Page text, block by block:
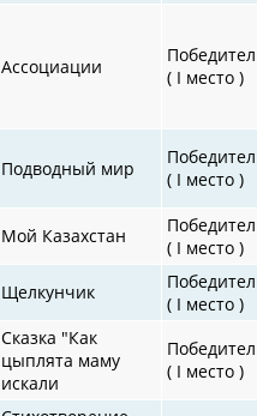
Ассоциации
( I место )
Подводный мир
( I место )
Мой Казахстан
( I место )
Щелкунчик
( I место )
Сказка "Как
цыплята маму
искали
( I место )